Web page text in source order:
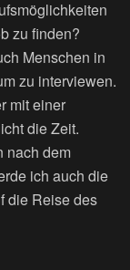
zu finden?
Menschen in
zu interviewen.
mit einer
die Zeit.
nach dem
ich auch die
die Reise des